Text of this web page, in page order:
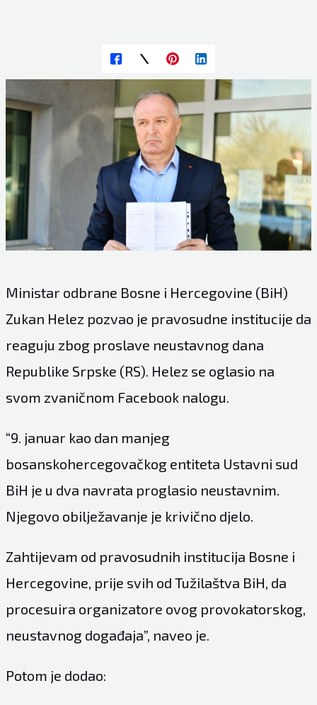
Ministar odbrane Bosne i Hercegovine (BiH)
Zukan Helez pozvao je pravosudne institucije da
reaguju zbog proslave neustavnog dana
Republike Srpske (RS). Helez se oglasio na
svom zvaničnom Facebook nalogu.
“9. januar kao dan manjeg
bosanskohercegovačkog entiteta Ustavni sud
BiH je u dva navrata proglasio neustavnim.
Njegovo obilježavanje je krivično djelo.
Zahtijevam od pravosudnih institucija Bosne i
Hercegovine, prije svih od Tužilaštva BiH, da
procesuira organizatore ovog provokatorskog,
neustavnog događaja”, naveo je.
Potom je dodao: